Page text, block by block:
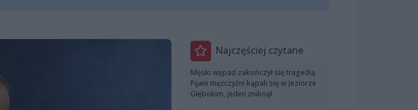
Najczęściej czytane
Męski wypad zakończył się tragedią.
Pijani mężczyźni kąpali się w Jeziorze
Głębokim, jeden zniknął